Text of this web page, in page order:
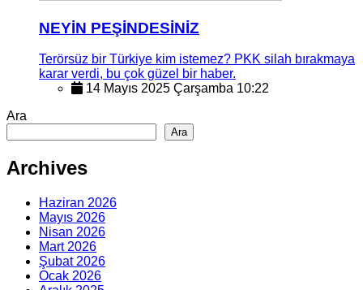
NEYİN PEŞİNDESİNİZ
Terörsüz bir Türkiye kim istemez? PKK silah bırakmaya
karar verdi, bu çok güzel bir haber.
14 Mayıs 2025 Çarşamba 10:22
Ara
Ara
Archives
Haziran 2026
Mayıs 2026
Nisan 2026
Mart 2026
Şubat 2026
Ocak 2026